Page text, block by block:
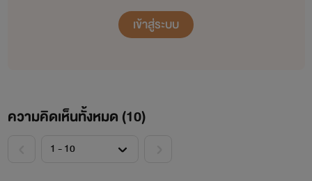
เข้าสู่ระบบ
ความคิดเห็นทั้งหมด (10)